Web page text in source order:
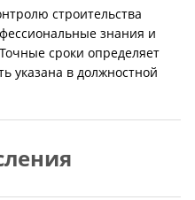
строительства
знания и
сроки определяет
указана в должностной